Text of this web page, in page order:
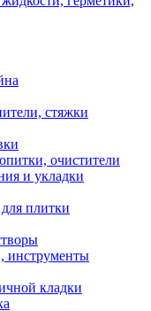
стяжки
очистители
и укладки
плитки
инструменты
кладки